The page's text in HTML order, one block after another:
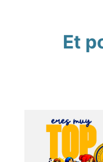
Et